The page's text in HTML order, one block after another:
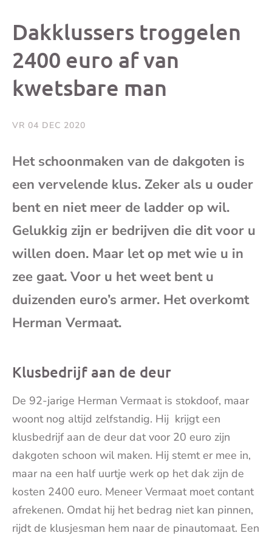
Dakklussers troggelen
2400 euro af van
kwetsbare man
VR 04 DEC 2020
Het schoonmaken van de dakgoten is
een vervelende klus. Zeker als u ouder
bent en niet meer de ladder op wil.
Gelukkig zijn er bedrijven die dit voor u
willen doen. Maar let op met wie u in
zee gaat. Voor u het weet bent u
duizenden euro’s armer. Het overkomt
Herman Vermaat.
Klusbedrijf aan de deur
De 92-jarige Herman Vermaat is stokdoof, maar
woont nog altijd zelfstandig. Hij krijgt een
klusbedrijf aan de deur dat voor 20 euro zijn
dakgoten schoon wil maken. Hij stemt er mee in,
maar na een half uurtje werk op het dak zijn de
kosten 2400 euro. Meneer Vermaat moet contant
afrekenen. Omdat hij het bedrag niet kan pinnen,
rijdt de klusjesman hem naar de pinautomaat. Een